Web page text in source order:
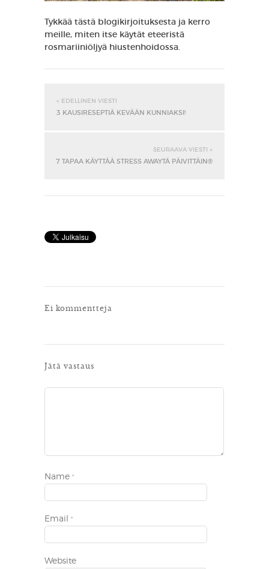
Tykkää tästä blogikirjoituksesta ja kerro
meille, miten itse käytät eteeristä
rosmariiniöljyä hiustenhoidossa.
« EDELLINEN VIESTI
3 KAUSIRESEPTIÄ KEVÄÄN KUNNIAKSI!
SEURAAVA VIESTI »
7 TAPAA KÄYTTÄÄ STRESS AWAYTÄ PÄIVITTÄIN®
Ei kommentteja
Jätä vastaus
Name *
Email *
Website